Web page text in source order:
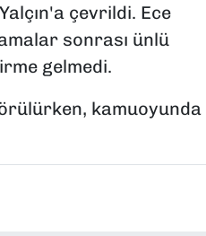
çevrildi. Ece
sonrası ünlü
gelmedi.
kamuoyunda